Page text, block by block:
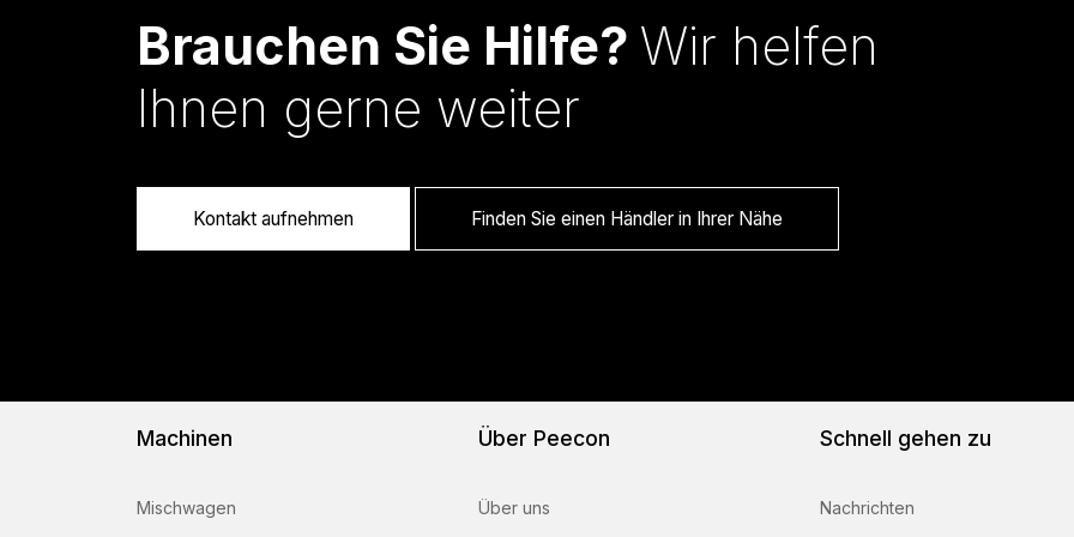
Brauchen Sie Hilfe? Wir helfen
Ihnen gerne weiter
Kontakt aufnehmen Finden Sie einen Händler in Ihrer Nähe
Machinen
Mischwagen
Über Peecon
Über uns
Schnell gehen zu
Nachrichten